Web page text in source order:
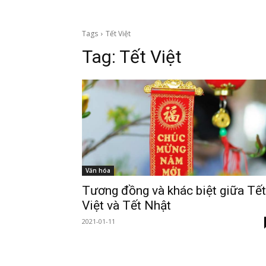
Tags Tết Việt
Tag: Tết Việt
Văn hóa
Tương đồng và khác biệt giữa Tết
Việt và Tết Nhật
2021-01-11